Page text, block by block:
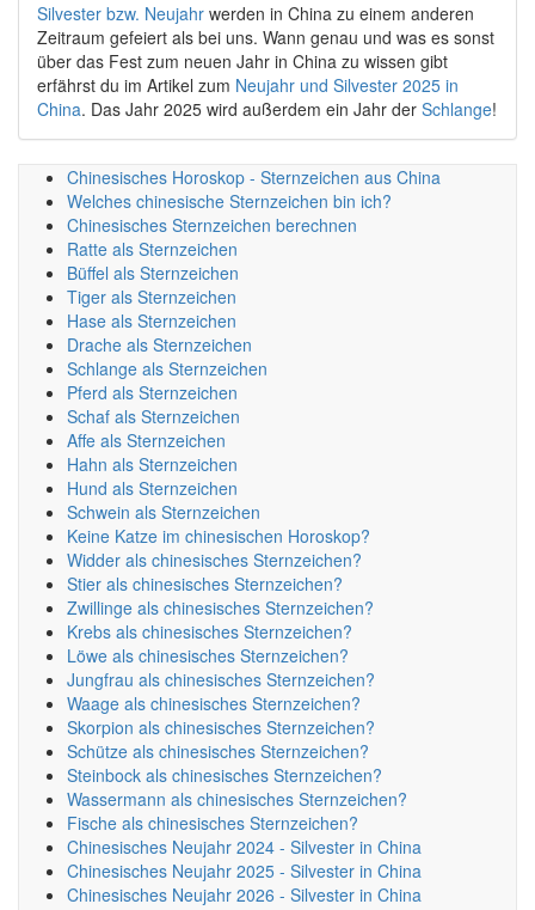
Silvester bzw. Neujahr werden in China zu einem anderen
Zeitraum gefeiert als bei uns. Wann genau und was es sonst
über das Fest zum neuen Jahr in China zu wissen gibt
erfährst du im Artikel zum Neujahr und Silvester 2025 in
China. Das Jahr 2025 wird außerdem ein Jahr der Schlange!
Chinesisches Horoskop - Sternzeichen aus China
Welches chinesische Sternzeichen bin ich?
Chinesisches Sternzeichen berechnen
Ratte als Sternzeichen
Büffel als Sternzeichen
Tiger als Sternzeichen
Hase als Sternzeichen
Drache als Sternzeichen
Schlange als Sternzeichen
Pferd als Sternzeichen
Schaf als Sternzeichen
Affe als Sternzeichen
Hahn als Sternzeichen
Hund als Sternzeichen
Schwein als Sternzeichen
Keine Katze im chinesischen Horoskop?
Widder als chinesisches Sternzeichen?
Stier als chinesisches Sternzeichen?
Zwillinge als chinesisches Sternzeichen?
Krebs als chinesisches Sternzeichen?
Löwe als chinesisches Sternzeichen?
Jungfrau als chinesisches Sternzeichen?
Waage als chinesisches Sternzeichen?
Skorpion als chinesisches Sternzeichen?
Schütze als chinesisches Sternzeichen?
Steinbock als chinesisches Sternzeichen?
Wassermann als chinesisches Sternzeichen?
Fische als chinesisches Sternzeichen?
Chinesisches Neujahr 2024 - Silvester in China
Chinesisches Neujahr 2025 - Silvester in China
Chinesisches Neujahr 2026 - Silvester in China